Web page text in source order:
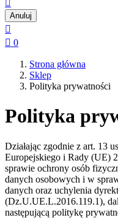

Anuluj

 0
Strona główna
Sklep
Polityka prywatności
Polityka
Działając zgodnie z art. 13
Europejskiego i Rady (UE)
sprawie ochrony osób
danych osobowych i w
danych oraz uchylenia
(Dz.U.UE.L.2016.119.1),
następującą politykę